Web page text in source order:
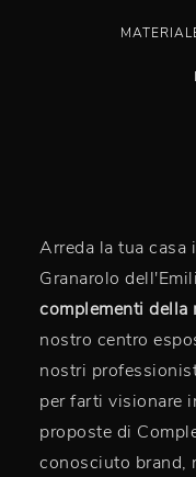
Arreda la tua casa
Granarolo
complementi della
nostro centro
nostri
per farti visionare
proposte di
conosciuto brand,